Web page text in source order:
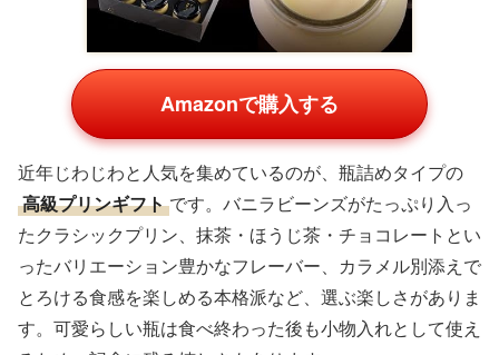
Amazonで購入する
近年じわじわと人気を集めているのが、瓶詰めタイプの
高級プリンギフト です。バニラビーンズがたっぷり入っ
たクラシックプリン、抹茶・ほうじ茶・チョコレートとい
ったバリエーション豊かなフレーバー、カラメル別添えで
とろける食感を楽しめる本格派など、選ぶ楽しさがありま
す。可愛らしい瓶は食べ終わった後も小物入れとして使え